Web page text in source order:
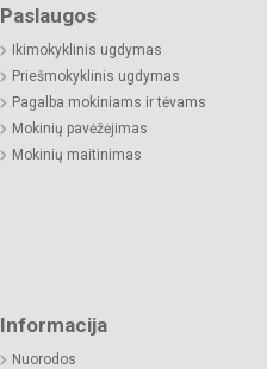
Paslaugos
Ikimokyklinis ugdymas
Priešmokyklinis ugdymas
Pagalba mokiniams ir tėvams
Mokinių pavėžėjimas
Mokinių maitinimas
Informacija
Nuorodos